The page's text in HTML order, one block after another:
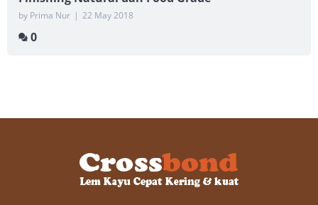
by Prima Nur | 22 May 2018
0